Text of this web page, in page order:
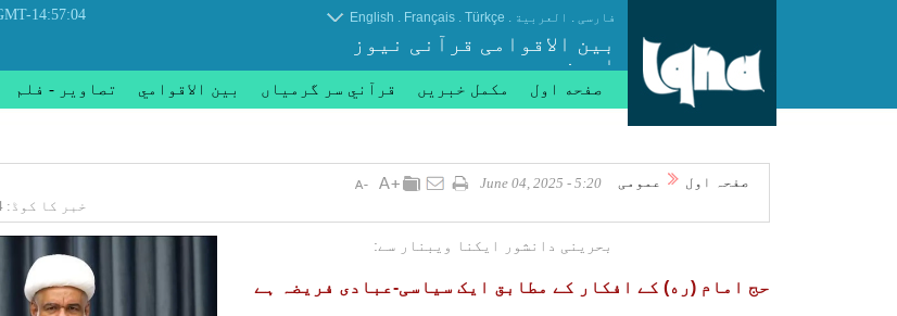
14:57:04 فارسی . العربیة .
Türkçe
.
Français
.
English
بین الاقوامی قرآنی نیوز
ایجنسی
صفحه اول مکمل خبریں قرآني سر گرمياں بين الاقوامي تصاوير - فلم
صفحہ اول عمومی
5:20 - June 04, 2025
خبر کا کوڈ:
بحرینی دانشور ایکنا ویبنار سے:
حج امام (ره) کے افکار کے مطابق ایک سیاسی-عبادی فریضہ ہے